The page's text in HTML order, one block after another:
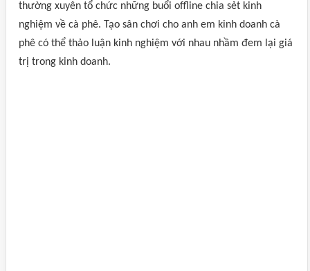
thường xuyên tổ chức những buổi offline chia sẻt kinh
nghiệm về cà phê. Tạo sân chơi cho anh em kinh doanh cà
phê có thể thảo luận kinh nghiệm với nhau nhầm đem lại giá
trị trong kinh doanh.